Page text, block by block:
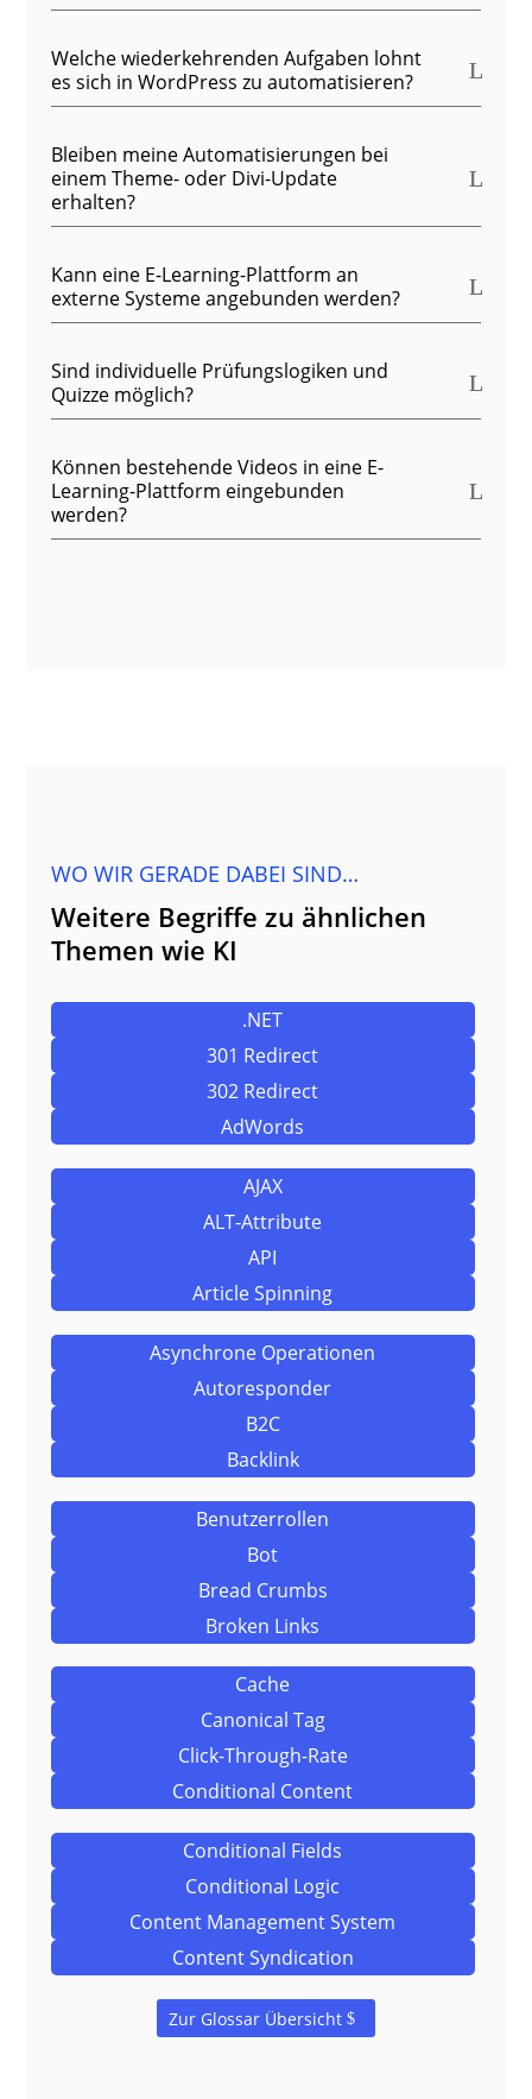
Welche wiederkehrenden Aufgaben lohnt
es sich in WordPress zu automatisieren?
Bleiben meine Automatisierungen bei
einem Theme- oder Divi-Update
erhalten?
Kann eine E-Learning-Plattform an
externe Systeme angebunden werden?
Sind individuelle Prüfungslogiken und
Quizze möglich?
Können bestehende Videos in eine E-
Learning-Plattform eingebunden
werden?
WO WIR GERADE DABEI SIND…
Weitere Begriffe zu ähnlichen
Themen wie KI
.NET
301 Redirect
302 Redirect
AdWords
AJAX
ALT-Attribute
API
Article Spinning
Asynchrone Operationen
Autoresponder
B2C
Backlink
Benutzerrollen
Bot
Bread Crumbs
Broken Links
Cache
Canonical Tag
Click-Through-Rate
Conditional Content
Conditional Fields
Conditional Logic
Content Management System
Content Syndication
Zur Glossar Übersicht